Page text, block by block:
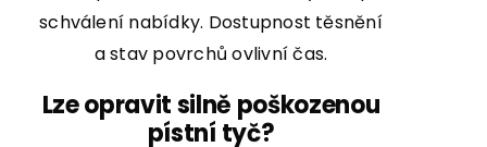
schválení nabídky. Dostupnost těsnění
a stav povrchů ovlivní čas.
Lze opravit silně poškozenou
pístní tyč?